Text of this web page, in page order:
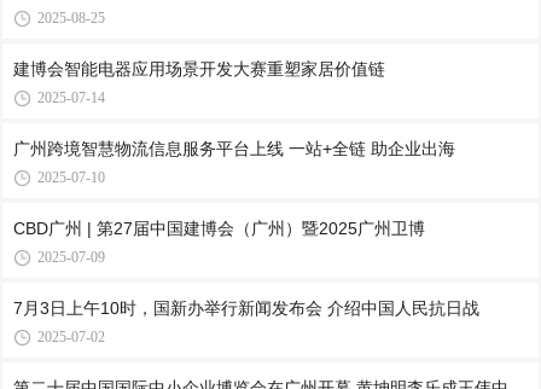
2025-08-25
建博会智能电器应用场景开发大赛重塑家居价值链
2025-07-14
广州跨境智慧物流信息服务平台上线 一站+全链 助企业出海
2025-07-10
CBD广州 | 第27届中国建博会（广州）暨2025广州卫博
2025-07-09
7月3日上午10时，国新办举行新闻发布会 介绍中国人民抗日战
2025-07-02